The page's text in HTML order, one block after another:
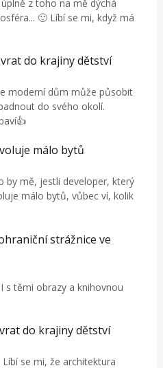
z toho na mě dýchá
🙂 Líbí se mi, když má
do krajiny dětství
moderní dům může působit
do svého okolí.
málo bytů
by mě, jestli developer, který
málo bytů, vůbec ví, kolik
strážnice ve
s těmi obrazy a knihovnou
do krajiny dětství
se mi, že architektura